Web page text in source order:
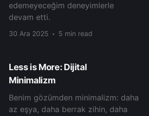
edemeyeceğim deneyimlerle
devam etti.
30 Ara 2025 5 min read
Less is More: Dijital
Minimalizm
Benim gözümden minimalizm: daha
az eşya, daha berrak zihin, daha